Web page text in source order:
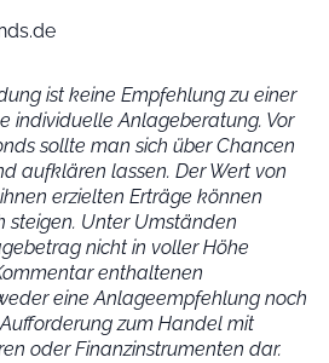
ist keine Empfehlung zu einer
individuelle Anlageberatung. Vor
sollte man sich über Chancen
aufklären lassen. Der Wert von
erzielten Erträge können
steigen. Unter Umständen
nicht in voller Höhe
enthaltenen
eine Anlageempfehlung noch
zum Handel mit
oder Finanzinstrumenten dar.